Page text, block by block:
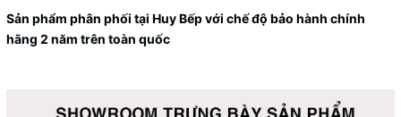
Sản phẩm phân phối tại Huy Bếp với chế độ bảo hành chính
hãng 2 năm trên toàn quốc